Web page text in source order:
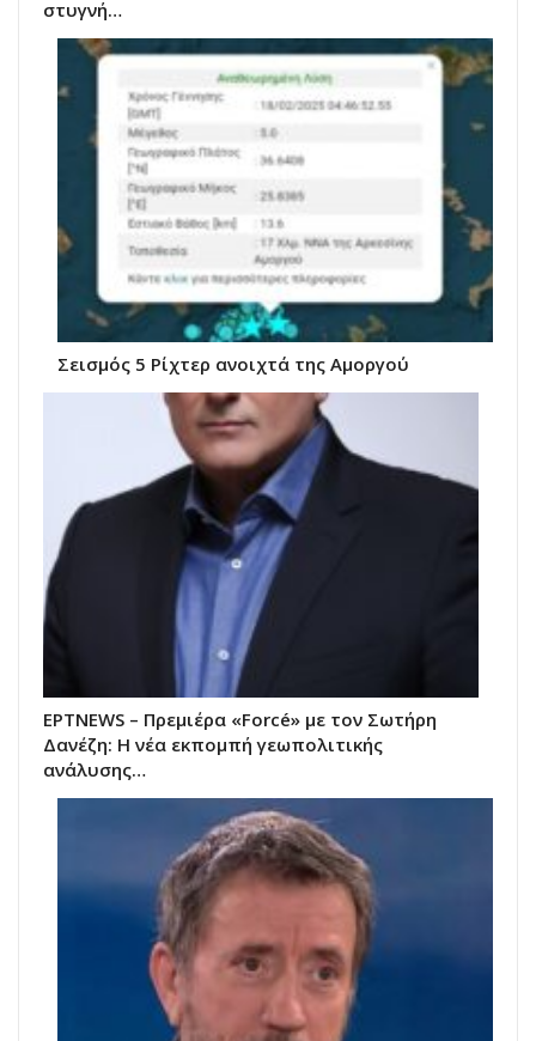
στυγνή…
Σεισμός 5 Ρίχτερ ανοιχτά της Αμοργού
ΕΡΤNEWS – Πρεμιέρα «Forcé» με τον Σωτήρη
Δανέζη: Η νέα εκπομπή γεωπολιτικής
ανάλυσης…